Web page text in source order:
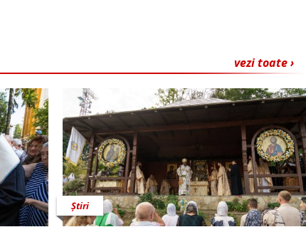
vezi toate ›
Știri